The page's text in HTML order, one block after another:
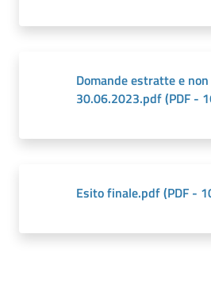
Domande estratte e
30.06.2023.pdf(PDF -
Esito finale.pdf(PDF -